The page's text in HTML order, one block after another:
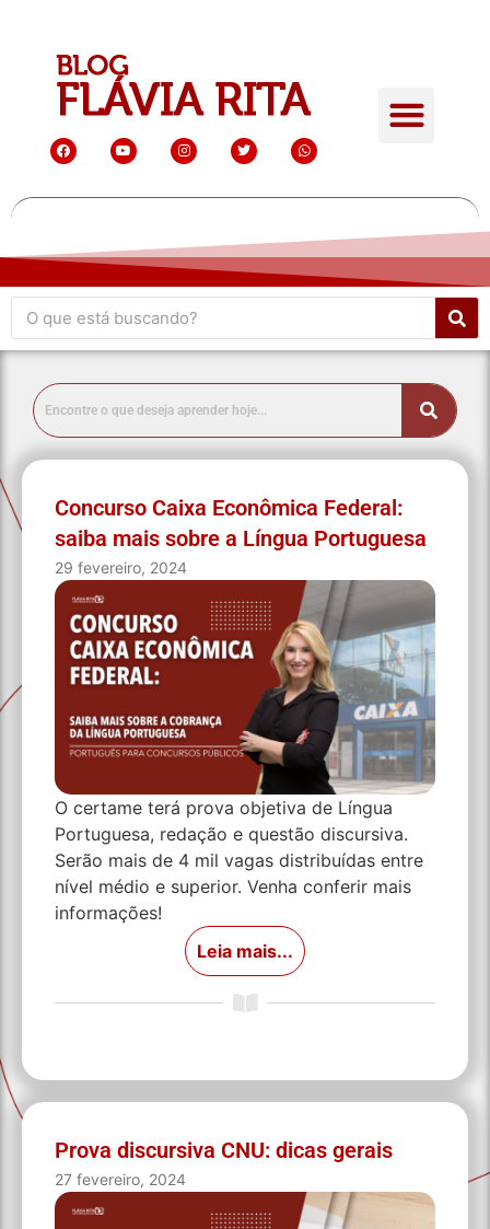
Concurso Caixa Econômica Federal:
saiba mais sobre a Língua Portuguesa
29 fevereiro, 2024
O certame terá prova objetiva de Língua
Portuguesa, redação e questão discursiva.
Serão mais de 4 mil vagas distribuídas entre
nível médio e superior. Venha conferir mais
informações!
Leia mais...
Prova discursiva CNU: dicas gerais
27 fevereiro, 2024